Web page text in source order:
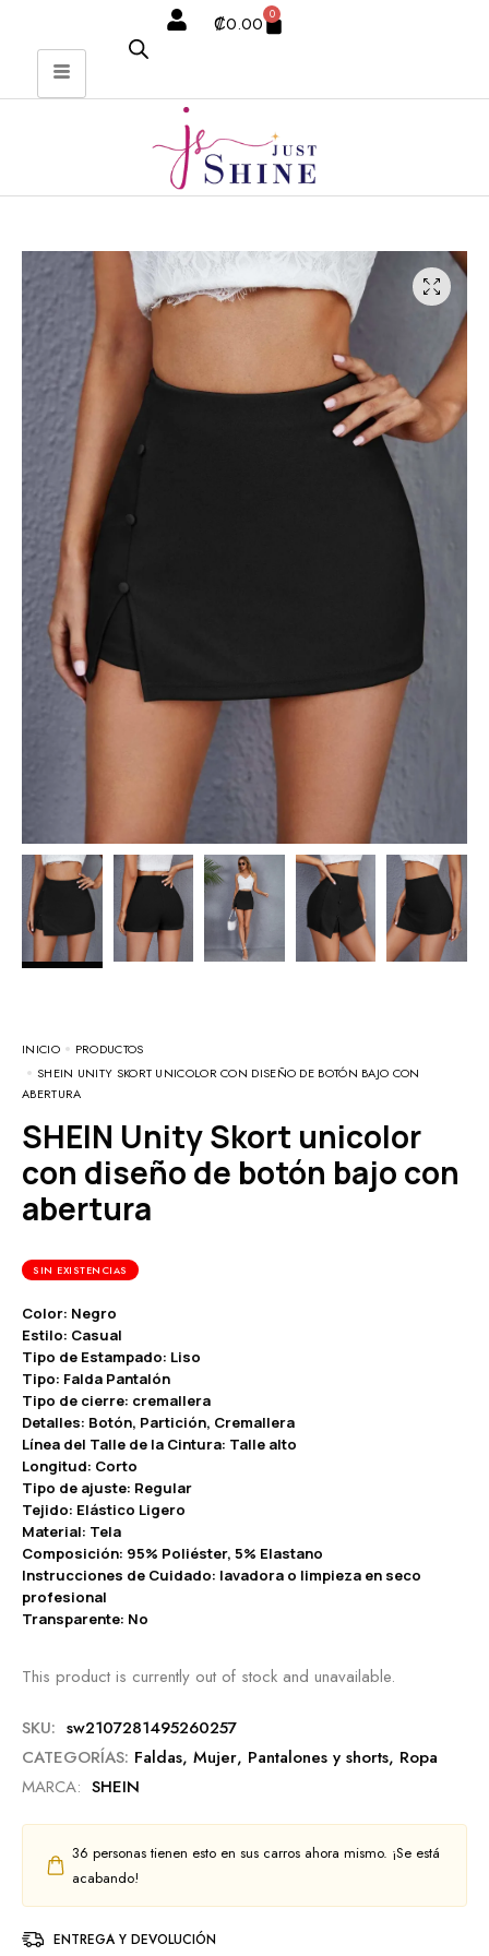
₡0.00 0
INICIO
PRODUCTOS
SHEIN UNITY SKORT UNICOLOR CON DISEÑO DE BOTÓN BAJO CON
ABERTURA
SHEIN Unity Skort unicolor
con diseño de botón bajo con
abertura
SIN EXISTENCIAS
Color: Negro
Estilo: Casual
Tipo de Estampado: Liso
Tipo: Falda Pantalón
Tipo de cierre: cremallera
Detalles: Botón, Partición, Cremallera
Línea del Talle de la Cintura: Talle alto
Longitud: Corto
Tipo de ajuste: Regular
Tejido: Elástico Ligero
Material: Tela
Composición: 95% Poliéster, 5% Elastano
Instrucciones de Cuidado: lavadora o limpieza en seco
profesional
Transparente: No
This product is currently out of stock and unavailable.
SKU: sw2107281495260257
CATEGORÍAS: Faldas, Mujer, Pantalones y shorts, Ropa
MARCA: SHEIN
36 personas tienen esto en sus carros ahora mismo. ¡Se está
acabando!
ENTREGA Y DEVOLUCIÓN